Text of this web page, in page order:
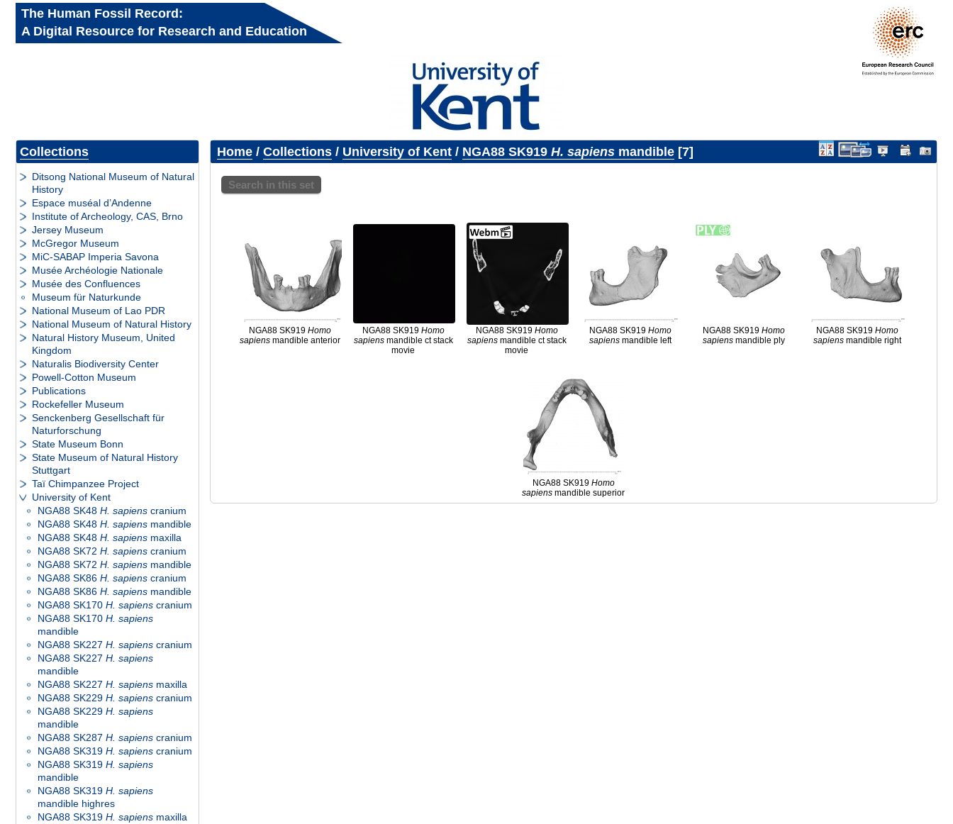
The Human Fossil Record:
A Digital Resource for Research and Education
Collections
Ditsong National Museum of Natural
History
Espace muséal d’Andenne
Institute of Archeology, CAS, Brno
Jersey Museum
McGregor Museum
MiC-SABAP Imperia Savona
Musée Archéologie Nationale
Musée des Confluences
Museum für Naturkunde
National Museum of Lao PDR
National Museum of Natural History
Natural History Museum, United
Kingdom
Naturalis Biodiversity Center
Powell-Cotton Museum
Publications
Rockefeller Museum
Senckenberg Gesellschaft für
Naturforschung
State Museum Bonn
State Museum of Natural History
Stuttgart
Taï Chimpanzee Project
University of Kent
NGA88 SK48 H. sapiens cranium
NGA88 SK48 H. sapiens mandible
NGA88 SK48 H. sapiens maxilla
NGA88 SK72 H. sapiens cranium
NGA88 SK72 H. sapiens mandible
NGA88 SK86 H. sapiens cranium
NGA88 SK86 H. sapiens mandible
NGA88 SK170 H. sapiens cranium
NGA88 SK170 H. sapiens
mandible
NGA88 SK227 H. sapiens cranium
NGA88 SK227 H. sapiens
mandible
NGA88 SK227 H. sapiens maxilla
NGA88 SK229 H. sapiens cranium
NGA88 SK229 H. sapiens
mandible
NGA88 SK287 H. sapiens cranium
NGA88 SK319 H. sapiens cranium
NGA88 SK319 H. sapiens
mandible
NGA88 SK319 H. sapiens
mandible highres
NGA88 SK319 H. sapiens maxilla
Home/ Collections/ University of Kent/ NGA88 SK919 H. sapiensmandible 7
Search in this set
NGA88 SK919 Homo
sapiensmandible anterior
NGA88 SK919 Homo
sapiensmandible ct stack
movie
NGA88 SK919 Homo
sapiensmandible ct stack
movie
NGA88 SK919 Homo
sapiensmandible left
NGA88 SK919 Homo
sapiensmandible ply
NGA88 SK919 Homo
sapiensmandible right
NGA88 SK919 Homo
sapiens mandible superior